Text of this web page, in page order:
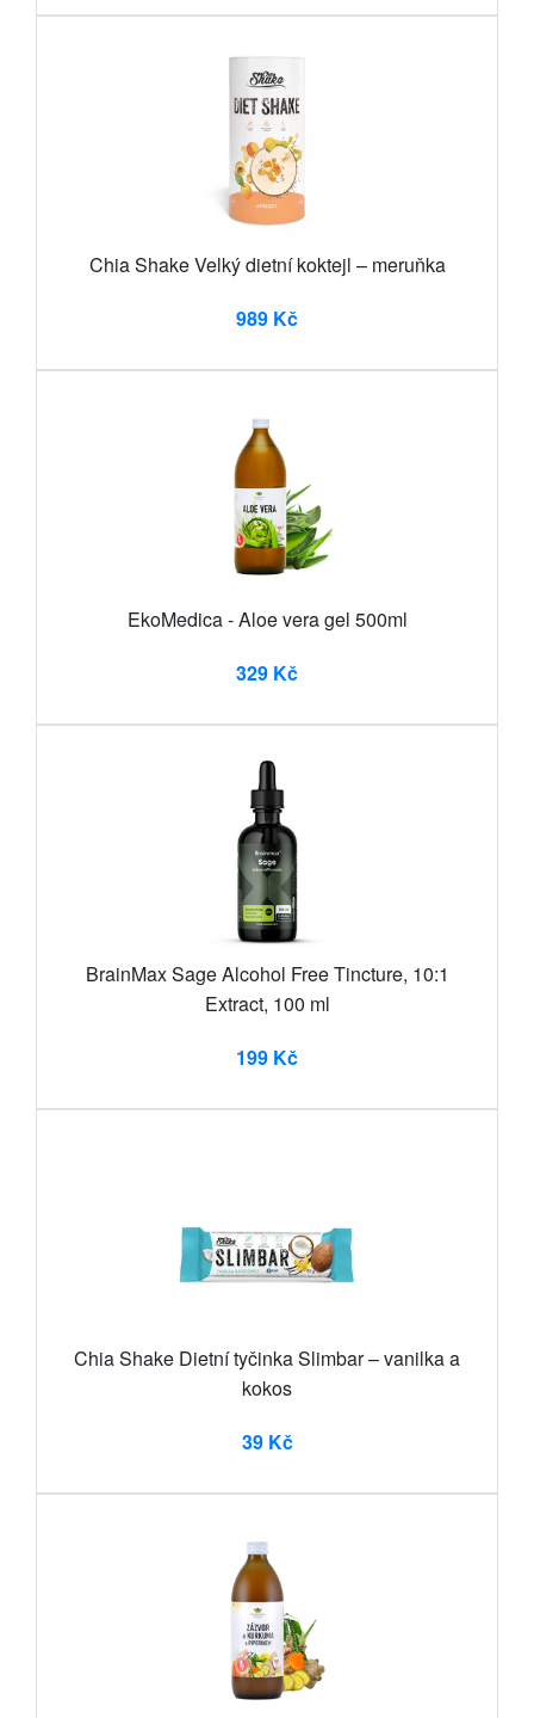
Chia Shake Velký dietní koktejl – meruňka
989 Kč
EkoMedica - Aloe vera gel 500ml
329 Kč
BrainMax Sage Alcohol Free Tincture, 10:1
Extract, 100 ml
199 Kč
Chia Shake Dietní tyčinka Slimbar – vanilka a
kokos
39 Kč